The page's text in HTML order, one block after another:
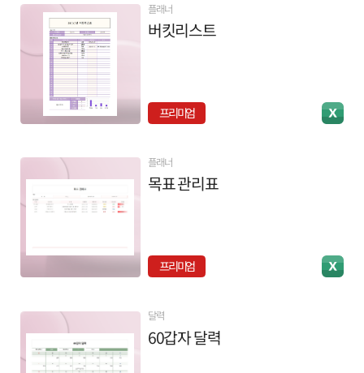
플래너
버킷리스트
프리미엄
플래너
목표 관리표
프리미엄
달력
60갑자 달력